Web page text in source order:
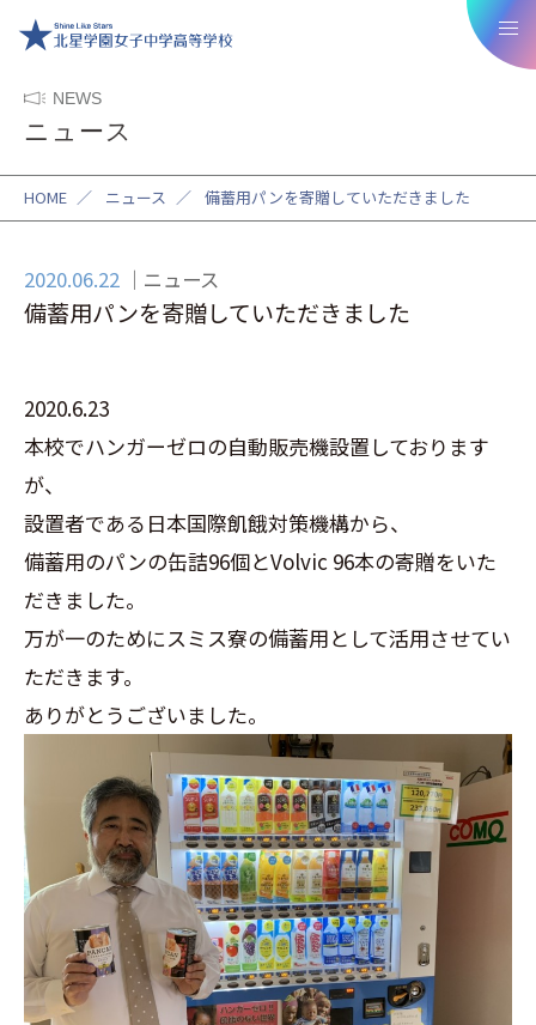
NEWS
ニュース
HOME ／ ニュース ／ 備蓄用パンを寄贈していただきました
2020.06.22 ニュース
備蓄用パンを寄贈していただきました
2020.6.23
本校でハンガーゼロの自動販売機設置しております
が、
設置者である日本国際飢餓対策機構から、
備蓄用のパンの缶詰96個とVolvic 96本の寄贈をいた
だきました。
万が一のためにスミス寮の備蓄用として活用させてい
ただきます。
ありがとうございました。